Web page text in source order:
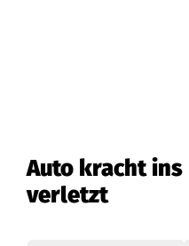
Auto kracht ins
verletzt